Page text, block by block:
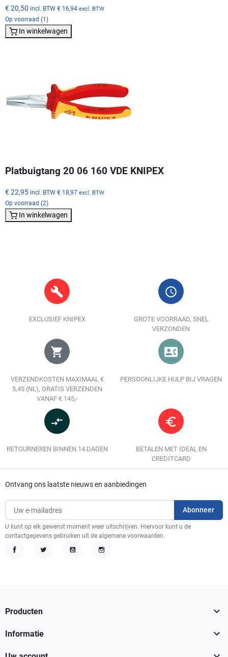
€ 20,50 incl. BTW € 16,94 excl. BTW
Op voorraad (1)
In winkelwagen
Platbuigtang 20 06 160 VDE KNIPEX
€ 22,95 incl. BTW € 18,97 excl. BTW
Op voorraad (2)
In winkelwagen
build
EXCLUSIEF KNIPEX
query_builder
GROTE VOORRAAD, SNEL
VERZONDEN
shopping_cart
VERZENDKOSTEN MAXIMAAL €
5,45 (NL), GRATIS VERZENDEN
VANAF € 145,-
contact_phone
PERSOONLIJKE HULP BIJ VRAGEN
compare_arrows
RETOURNEREN BINNEN 14 DAGEN
euro_symbol
BETALEN MET IDEAL EN
CREDITCARD
Ontvang ons laatste nieuws en aanbiedingen
U kunt op elk gewenst moment weer uitschrijven. Hiervoor kunt u de
contactgegevens gebruiken uit de algemene voorwaarden.
Producten 
Informatie 